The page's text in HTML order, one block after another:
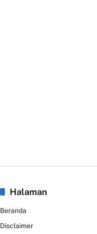
Halaman
Beranda
Disclaimer